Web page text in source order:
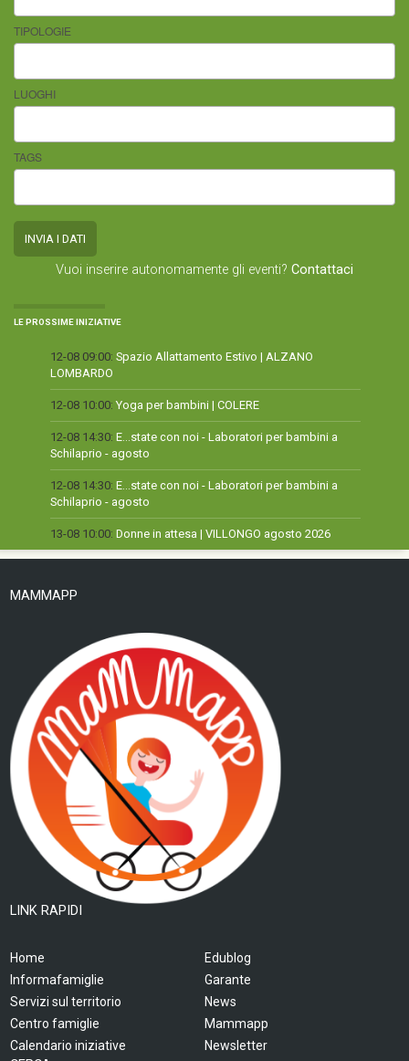
TIPOLOGIE
LUOGHI
TAGS
Vuoi inserire autonomamente gli eventi? Contattaci
LE PROSSIME INIZIATIVE
12-08 09:00: Spazio Allattamento Estivo | ALZANO
LOMBARDO
12-08 10:00: Yoga per bambini | COLERE
12-08 14:30: E...state con noi - Laboratori per bambini a
Schilaprio - agosto
12-08 14:30: E...state con noi - Laboratori per bambini a
Schilaprio - agosto
13-08 10:00: Donne in attesa | VILLONGO agosto 2026
MAMMAPP
LINK RAPIDI
Home
Informafamiglie
Servizi sul territorio
Centro famiglie
Calendario iniziative
Edublog
Garante
News
Mammapp
Newsletter